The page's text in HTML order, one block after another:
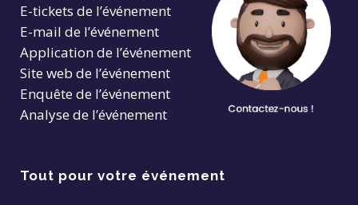
E-tickets de l’événement
E-mail de l’événement
Application de l’événement
Site web de l’événement
Enquête de l’événement
Analyse de l’événement
Tout pour votre événement